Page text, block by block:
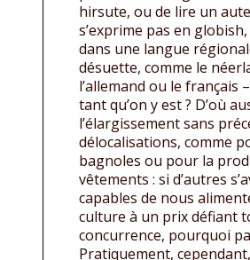
hirsute, ou de lire un
s’exprime pas en
dans une langue
désuette, comme le
l’allemand ou le français
tant qu’on y est ? D’où
l’élargissement sans
délocalisations, comme
bagnoles ou pour la
vêtements : si d’autres
capables de nous
culture à un prix défiant
concurrence, pourquoi
Pratiquement,